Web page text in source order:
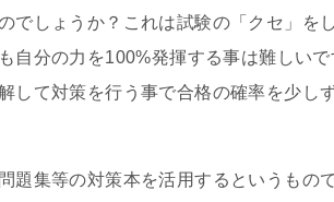
でしょうか？これは試験の「クセ」を
自分の力を100%発揮する事は難しいで
して対策を行う事で合格の確率を少し
題集等の対策本を活用するというもので